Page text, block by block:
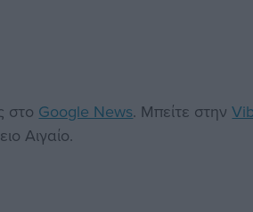
στο Google News. Μπείτε στην
Αιγαίο.